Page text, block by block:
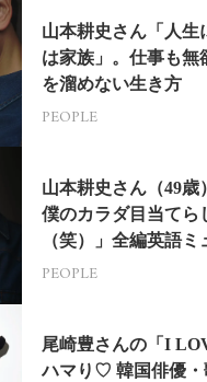
山本耕史さん「人生
は家族」。仕事も無
を溜めない生き方
PEOPLE
山本耕史さん（49歳
僕のカラダ目当てら
（笑）」全編英語
挑戦
PEOPLE
尾崎豊さんの「I
ハマり♡ 韓国俳優・